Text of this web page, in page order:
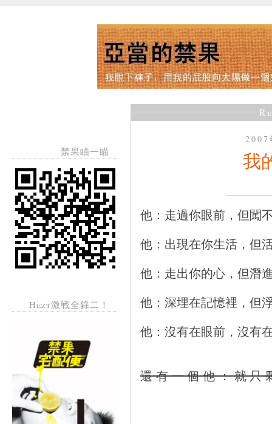
禁果瞄一瞄
Hezt激戰全錄二！
2007
我
他：走過你眼前，但闖
他：出現在你生活，但
他：走出你的心，但潛
他：深埋在記憶裡，但
他：沒有在眼前，沒有
還有一個他：就只